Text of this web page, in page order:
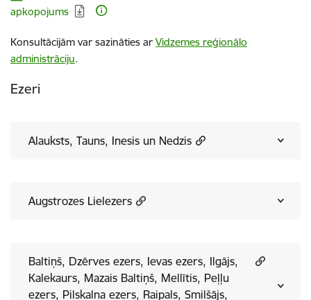
apkopojums
Konsultācijām var sazināties ar Vidzemes reģionālo
administrāciju.
Ezeri
Alauksts, Tauns, Inesis un Nedzis
Augstrozes Lielezers
Baltiņš, Dzērves ezers, Ievas ezers, Ilgājs,
Kalekaurs, Mazais Baltiņš, Mellītis, Peļļu
ezers, Pilskalna ezers, Raipals, Smilšājs,